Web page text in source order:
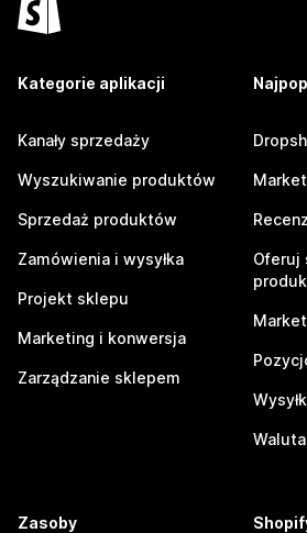
Kategorie aplikacji
Kanały sprzedaży
Wyszukiwanie produktów
Sprzedaż produktów
Zamówienia i wysyłka
Projekt sklepu
Marketing i konwersja
Zarządzanie sklepem
Oferuj
Zasoby